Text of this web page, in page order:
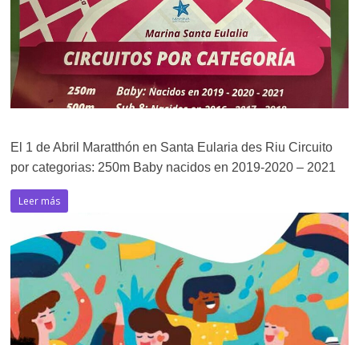
El 1 de Abril Maratthón en Santa Eularia des Riu Circuito
por categorias: 250m Baby nacidos en 2019-2020 – 2021
Leer más